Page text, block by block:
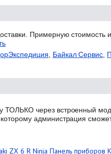
Примерную стоимость
Байкал Сервис
ТОЛЬКО через встроенный
администрация
ZX 6 R Ninja Панель приборов